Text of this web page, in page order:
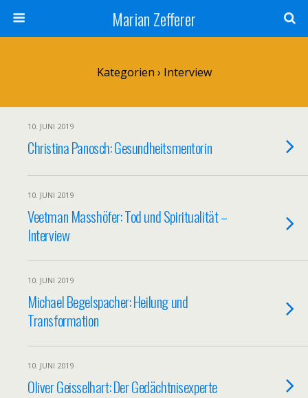
Marian Zefferer
Kategorien › Interview
10. JUNI 2019
Christina Panosch: Gesundheitsmentorin
10. JUNI 2019
Veetman Masshöfer: Tod und Spiritualität –
Interview
10. JUNI 2019
Michael Begelspacher: Heilung und
Transformation
10. JUNI 2019
Oliver Geisselhart: Der Gedächtnisexperte